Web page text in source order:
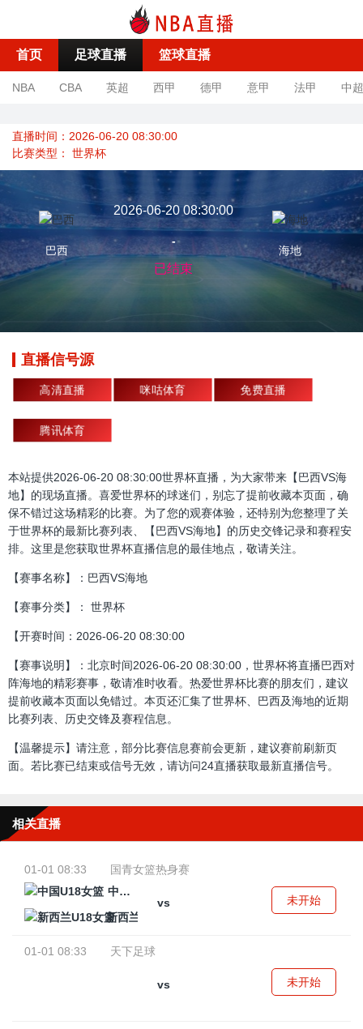
首页 足球直播 篮球直播
NBA CBA 英超 西甲 德甲 意甲 法甲 中超
直播时间：2026-06-20 08:30:00
比赛类型： 世界杯
巴西
2026-06-20 08:30:00
-
已结束
海地
直播信号源
高清直播 咪咕体育 免费直播
腾讯体育
本站提供2026-06-20 08:30:00世界杯直播，为大家带来【巴西VS海
地】的现场直播。喜爱世界杯的球迷们，别忘了提前收藏本页面，确
保不错过这场精彩的比赛。为了您的观赛体验，还特别为您整理了关
于世界杯的最新比赛列表、【巴西VS海地】的历史交锋记录和赛程安
排。这里是您获取世界杯直播信息的最佳地点，敬请关注。
【赛事名称】：巴西VS海地
【赛事分类】： 世界杯
【开赛时间：2026-06-20 08:30:00
【赛事说明】：北京时间2026-06-20 08:30:00，世界杯将直播巴西对
阵海地的精彩赛事，敬请准时收看。热爱世界杯比赛的朋友们，建议
提前收藏本页面以免错过。本页还汇集了世界杯、巴西及海地的近期
比赛列表、历史交锋及赛程信息。
【温馨提示】请注意，部分比赛信息赛前会更新，建议赛前刷新页
面。若比赛已结束或信号无效，请访问24直播获取最新直播信号。
相关直播
01-01 08:33
国青女篮热身赛
中国U18女篮
vs
新西兰U18女篮
未开始
01-01 08:33 天下足球
vs 未开始